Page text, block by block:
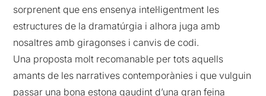
sorprenent que ens ensenya intel·ligentment les
estructures de la dramatúrgia i alhora juga amb
nosaltres amb giragonses i canvis de codi.
Una proposta molt recomanable per tots aquells
amants de les narratives contemporànies i que vulguin
passar una bona estona gaudint d’una gran feina